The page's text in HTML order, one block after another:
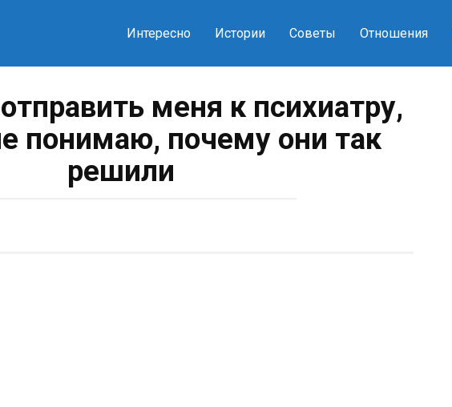
Интересно Истории Советы Отношения
меня к психиатру,
понимаю, почему они так
решили